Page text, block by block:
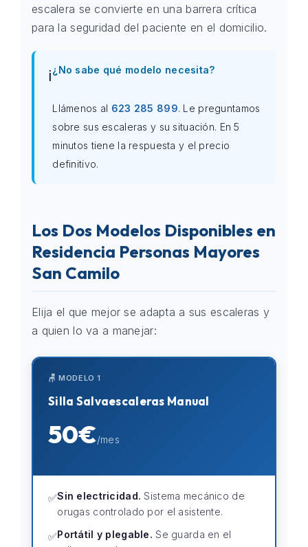
escalera se convierte en una barrera crítica
para la seguridad del paciente en el domicilio.
ℹ️¿No sabe qué modelo necesita?
Llámenos al 623 285 899. Le preguntamos
sobre sus escaleras y su situación. En 5
minutos tiene la respuesta y el precio
definitivo.
Los Dos Modelos Disponibles en
Residencia Personas Mayores
San Camilo
Elija el que mejor se adapta a sus escaleras y
a quien lo va a manejar:
🪑 MODELO 1
Silla Salvaescaleras Manual
50€/mes
✅Sin electricidad. Sistema mecánico de
orugas controlado por el asistente.
✅Portátil y plegable. Se guarda en el